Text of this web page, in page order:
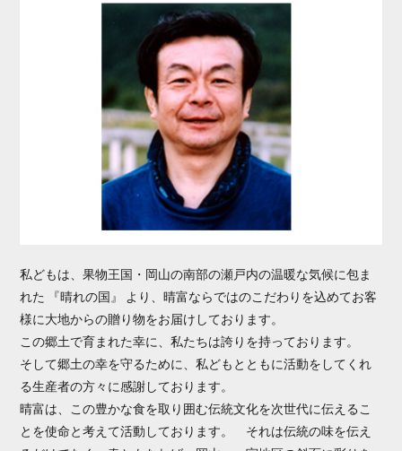
私どもは、果物王国・岡山の南部の瀬戸内の温暖な気候に包ま
れた 『晴れの国』 より、晴富ならではのこだわりを込めてお客
様に大地からの贈り物をお届けしております。
この郷土で育まれた幸に、私たちは誇りを持っております。
そして郷土の幸を守るために、私どもとともに活動をしてくれ
る生産者の方々に感謝しております。
晴富は、この豊かな食を取り囲む伝統文化を次世代に伝えるこ
とを使命と考えて活動しております。 それは伝統の味を伝え